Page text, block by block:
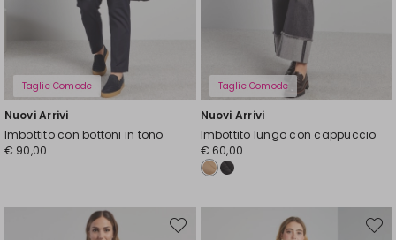
Taglie Comode
Nuovi Arrivi
Imbottito con bottoni in tono
€ 90,00
Taglie Comode
Nuovi Arrivi
Imbottito lungo con cappuccio
€ 60,00
Sposta